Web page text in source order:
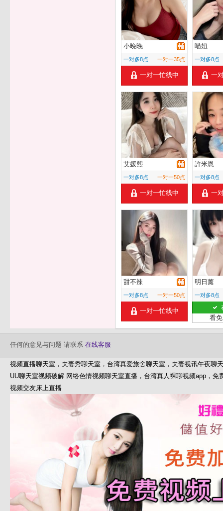
小晚晚
一对多8点 一对一35点
一对一忙线中
喵妞
一对多8点
一
艾媛熙
一对多8点 一对一50点
一对一忙线中
許米恩
一对多8点
一
甜不辣
一对多8点 一对一50点
一对一忙线中
明日薰
一对多8点
看
任何的意见与问题 请联系 在线客服
视频直播聊天室，夫妻秀聊天室，台湾真爱旅舍聊天室，夫妻视讯午夜
UU聊天室视频破解 网络色情视频聊天室直播，台湾真人裸聊视频app，
视频交友床上直播